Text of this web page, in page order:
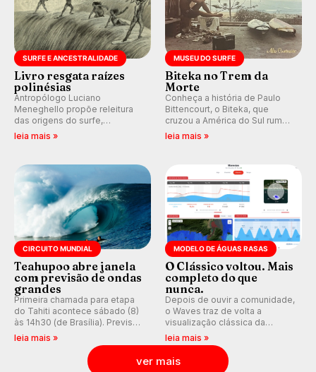
SURFE E ANCESTRALIDADE
Livro resgata raízes
polinésias
Antropólogo Luciano
Meneghello propõe releitura
das origens do surfe,
resgatando a cultura polinésia
prática em esporte e indústria.
leia mais »
MUSEU DO SURFE
Biteka no Trem da
Morte
Conheça a história de Paulo
Bittencourt, o Biteka, que
cruzou a América do Sul rumo
ao Pacífico em uma jornada
leia mais »
CIRCUITO MUNDIAL
Teahupoo abre janela
com previsão de ondas
grandes
Primeira chamada para etapa
do Tahiti acontece sábado (8)
às 14h30 (de Brasília). Previsão
indica swell consistente.
Medina embarca para evento e
WSL divulga baterias, com
Kelly Slater convidado.
leia mais »
MODELO DE ÁGUAS RASAS
O Clássico voltou. Mais
completo do que
nunca.
Depois de ouvir a comunidade,
o Waves traz de volta a
visualização clássica da
previsão de águas rasas,
agora integrada à nova
plataforma e com previsão das
ondas para até 16 dias.
leia mais »
ver mais